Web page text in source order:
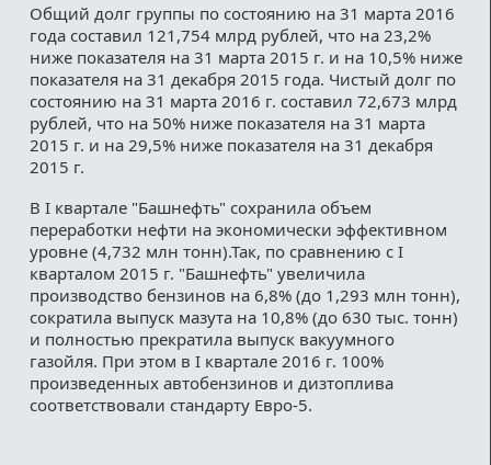
Общий долг группы по состоянию на 31 марта 2016
года составил 121,754 млрд рублей, что на 23,2%
ниже показателя на 31 марта 2015 г. и на 10,5% ниже
показателя на 31 декабря 2015 года. Чистый долг по
состоянию на 31 марта 2016 г. составил 72,673 млрд
рублей, что на 50% ниже показателя на 31 марта
2015 г. и на 29,5% ниже показателя на 31 декабря
2015 г.
В I квартале "Башнефть" сохранила объем
переработки нефти на экономически эффективном
уровне (4,732 млн тонн).Так, по сравнению с I
кварталом 2015 г. "Башнефть" увеличила
производство бензинов на 6,8% (до 1,293 млн тонн),
сократила выпуск мазута на 10,8% (до 630 тыс. тонн)
и полностью прекратила выпуск вакуумного
газойля. При этом в I квартале 2016 г. 100%
произведенных автобензинов и дизтоплива
соответствовали стандарту Евро-5.